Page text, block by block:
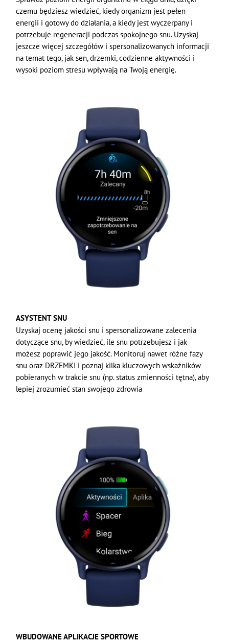
czemu będziesz wiedzieć, kiedy organizm jest pełen
energii i gotowy do działania, a kiedy jest wyczerpany i
potrzebuje regeneracji podczas spokojnego snu. Uzyskaj
jeszcze więcej szczegółów i spersonalizowanych informacji
na temat tego, jak sen, drzemki, codzienne aktywności i
wysoki poziom stresu wpływają na Twoją energię.
ASYSTENT SNU
Uzyskaj ocenę jakości snu i spersonalizowane zalecenia
dotyczące snu, by wiedzieć, ile snu potrzebujesz i jak
możesz poprawić jego jakość. Monitoruj nawet różne fazy
snu oraz DRZEMKI i poznaj kilka kluczowych wskaźników
pobieranych w trakcie snu (np. status zmienności tętna), aby
lepiej zrozumieć stan swojego zdrowia
WBUDOWANE APLIKACJE SPORTOWE